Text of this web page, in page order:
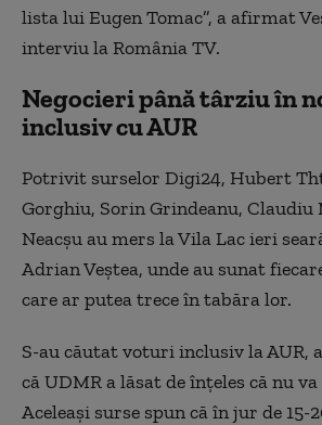
lista lui Eugen Tomac”, a afirmat
interviu la România TV.
Negocieri până târziu în
inclusiv cu AUR
Potrivit surselor Digi24, Hubert
Gorghiu, Sorin Grindeanu, Claudiu
Neacșu au mers la Vila Lac ieri
Adrian Veștea, unde au sunat
care ar putea trece în tabăra lor.
S-au căutat voturi inclusiv la AUR,
că UDMR a lăsat de înțeles că nu
Aceleași surse spun că în jur de